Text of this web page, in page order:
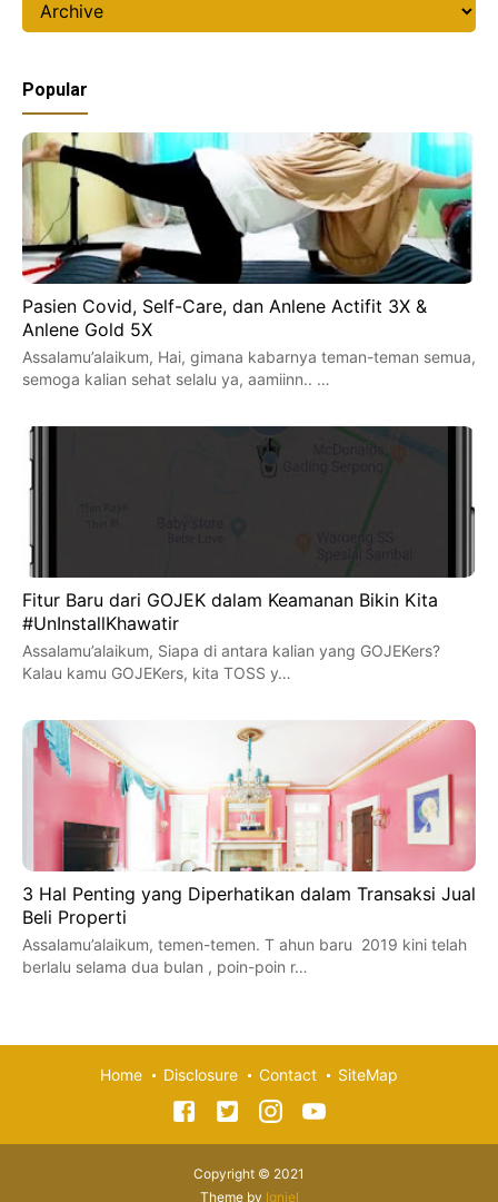
Popular
Pasien Covid, Self-Care, dan Anlene Actifit 3X &
Anlene Gold 5X
Assalamu’alaikum, Hai, gimana kabarnya teman-teman semua,
semoga kalian sehat selalu ya, aamiinn.. …
Fitur Baru dari GOJEK dalam Keamanan Bikin Kita
#UnInstallKhawatir
Assalamu’alaikum, Siapa di antara kalian yang GOJEKers?
Kalau kamu GOJEKers, kita TOSS y…
3 Hal Penting yang Diperhatikan dalam Transaksi Jual
Beli Properti
Assalamu’alaikum, temen-temen. T ahun baru 2019 kini telah
berlalu selama dua bulan , poin-poin r…
Home Disclosure Contact SiteMap
Copyright © 2021
Theme by Igniel